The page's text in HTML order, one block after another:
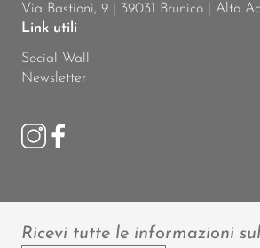
Via Bastioni, 9 | 39031 Brunico | Alto
Link utili
Social Wall
Newsletter
Ricevi tutte le informazioni